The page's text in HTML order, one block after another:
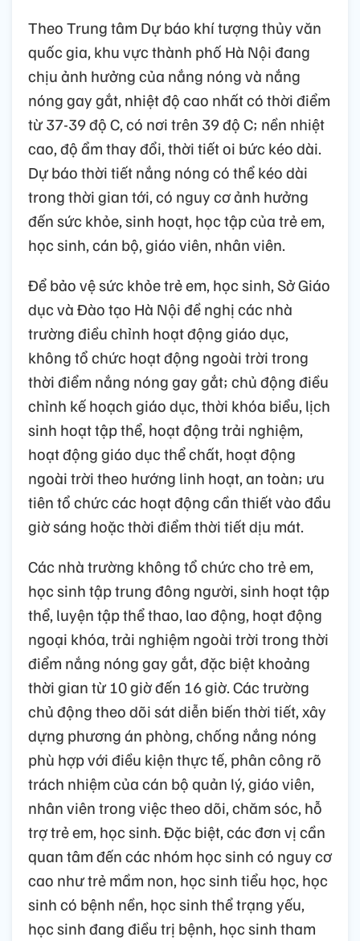
Theo Trung tâm Dự báo khí tượng thủy văn
quốc gia, khu vực thành phố Hà Nội đang
chịu ảnh hưởng của nắng nóng và nắng
nóng gay gắt, nhiệt độ cao nhất có thời điểm
từ 37-39 độ C, có nơi trên 39 độ C; nền nhiệt
cao, độ ẩm thay đổi, thời tiết oi bức kéo dài.
Dự báo thời tiết nắng nóng có thể kéo dài
trong thời gian tới, có nguy cơ ảnh hưởng
đến sức khỏe, sinh hoạt, học tập của trẻ em,
học sinh, cán bộ, giáo viên, nhân viên.
Để bảo vệ sức khỏe trẻ em, học sinh, Sở Giáo
dục và Đào tạo Hà Nội đề nghị các nhà
trường điều chỉnh hoạt động giáo dục,
không tổ chức hoạt động ngoài trời trong
thời điểm nắng nóng gay gắt; chủ động điều
chỉnh kế hoạch giáo dục, thời khóa biểu, lịch
sinh hoạt tập thể, hoạt động trải nghiệm,
hoạt động giáo dục thể chất, hoạt động
ngoài trời theo hướng linh hoạt, an toàn; ưu
tiên tổ chức các hoạt động cần thiết vào đầu
giờ sáng hoặc thời điểm thời tiết dịu mát.
Các nhà trường không tổ chức cho trẻ em,
học sinh tập trung đông người, sinh hoạt tập
thể, luyện tập thể thao, lao động, hoạt động
ngoại khóa, trải nghiệm ngoài trời trong thời
điểm nắng nóng gay gắt, đặc biệt khoảng
thời gian từ 10 giờ đến 16 giờ. Các trường
chủ động theo dõi sát diễn biến thời tiết, xây
dựng phương án phòng, chống nắng nóng
phù hợp với điều kiện thực tế, phân công rõ
trách nhiệm của cán bộ quản lý, giáo viên,
nhân viên trong việc theo dõi, chăm sóc, hỗ
trợ trẻ em, học sinh. Đặc biệt, các đơn vị cần
quan tâm đến các nhóm học sinh có nguy cơ
cao như trẻ mầm non, học sinh tiểu học, học
sinh có bệnh nền, học sinh thể trạng yếu,
học sinh đang điều trị bệnh, học sinh tham